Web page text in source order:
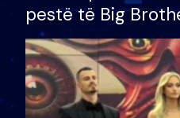
pestë të Big
çmimin e madh